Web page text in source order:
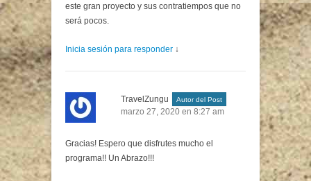
este gran proyecto y sus contratiempos que no
será pocos.
Inicia sesión para responder ↓
TravelZungu Autor del Post
marzo 27, 2020 en 8:27 am
Gracias! Espero que disfrutes mucho el
programa!! Un Abrazo!!!